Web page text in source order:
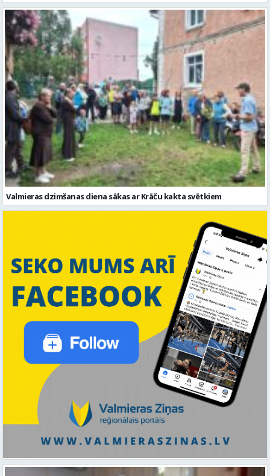
Valmieras dzimšanas diena sākas ar Krāču kakta svētkiem